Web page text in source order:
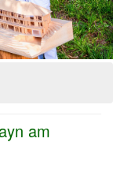
am